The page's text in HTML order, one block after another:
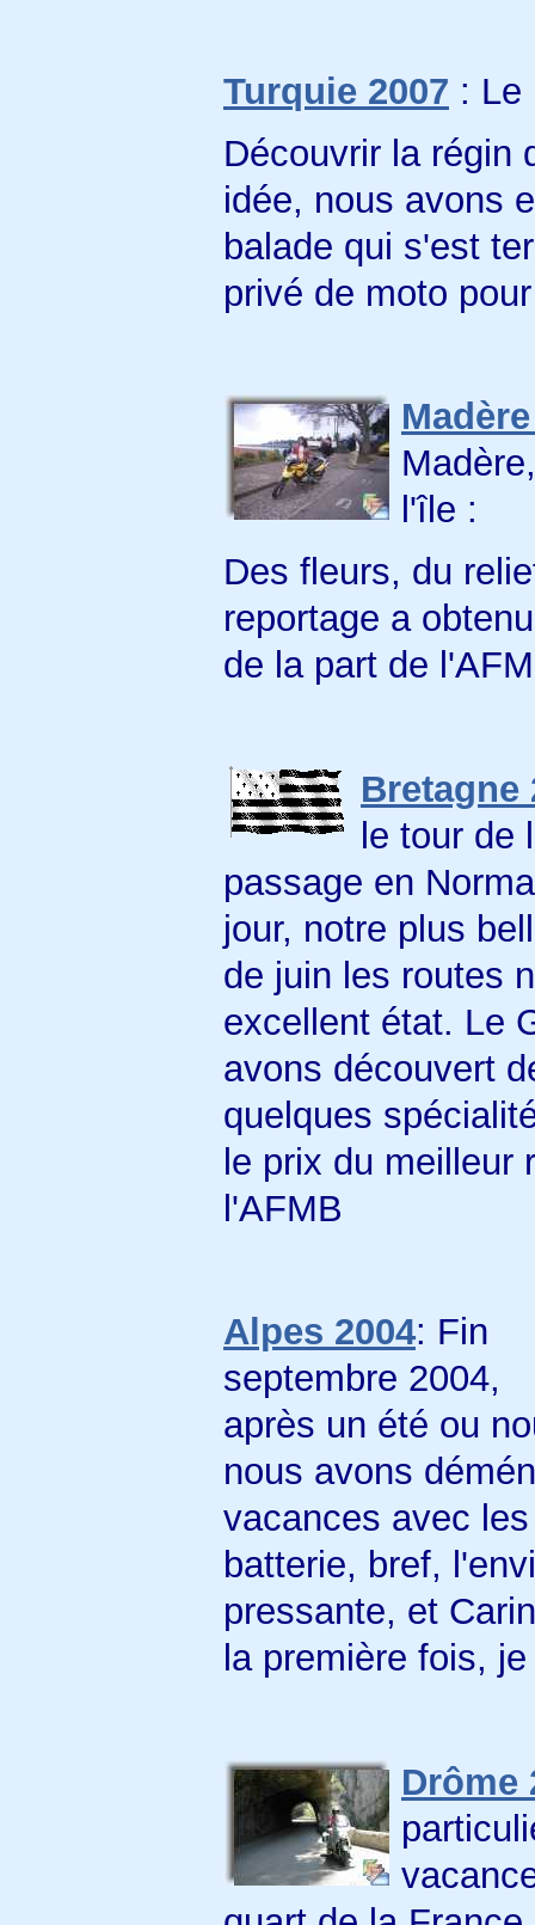
Turquie 2007 : Le
Découvrir la régin
idée, nous avons
balade qui s'est
privé de moto
l'île :
Des fleurs, du
reportage a
de la part de
Bretagne
le tour de
passage en
jour, notre plus
de juin les routes
excellent état. Le
avons découvert
quelques
le prix du meilleur
l'AFMB
Alpes 2004: Fin
septembre 2004,
après un été ou
nous avons
vacances avec
batterie, bref,
pressante, et
la première fois,
Drôme